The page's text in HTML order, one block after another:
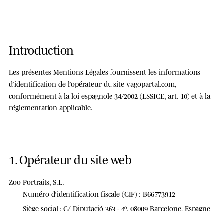
Introduction
Les présentes Mentions Légales fournissent les informations
d’identification de l’opérateur du siteyagopartal.com,
conformément à la loi espagnole 34/2002 (LSSICE, art. 10) et à la
réglementation applicable.
1. Opérateur du site web
Zoo Portraits, S.L.
Numéro d’identification fiscale (CIF) : B66773912
Siège social : C/ Diputació 363 - 4º, 08009 Barcelone, Espagne